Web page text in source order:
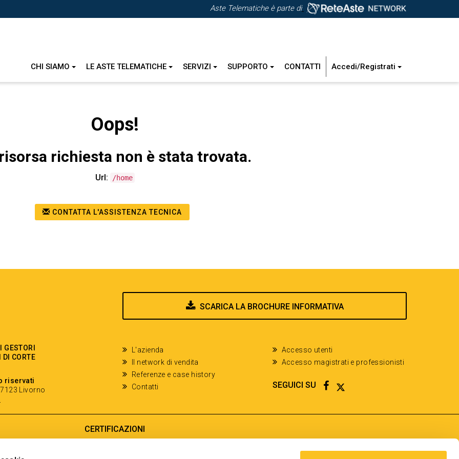
Aste Telematiche è parte di
CHI SIAMO LE ASTE TELEMATICHE SERVIZI SUPPORTO CONTATTI Accedi/Registrati
Oops!
richiesta non è stata trovata.
Url: /home
CONTATTA L'ASSISTENZA TECNICA
SCARICA LA BROCHURE INFORMATIVA
DI CORTE
riservati
Livorno
L'azienda
Il network di vendita
Referenze e case history
Contatti
Accesso utenti
Accesso magistrati e professionisti
SEGUICI SU FACEBOOK
TWITTER
CERTIFICAZIONI